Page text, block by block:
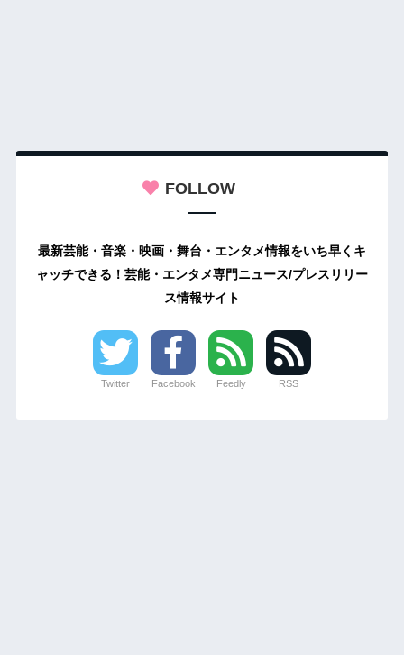
FOLLOW
最新芸能・音楽・映画・舞台・エンタメ情報をいち早くキ
ャッチできる！芸能・エンタメ専門ニュース/プレスリリー
ス情報サイト
Twitter Facebook Feedly RSS